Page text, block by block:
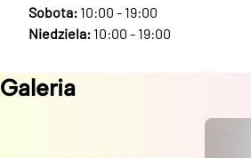
Sobota: 10:00 - 19:00
Niedziela: 10:00 - 19:00
Galeria